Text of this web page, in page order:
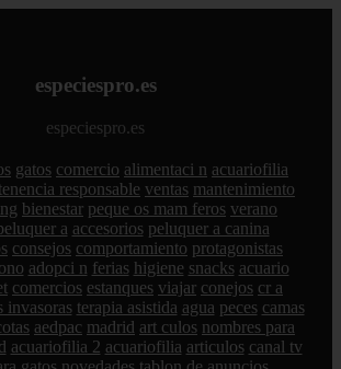
especiespro.es
especiespro.es
gatos comercio alimentaci n acuariofilia
tenencia responsable ventas mantenimiento
bienestar peque os mam feros verano
a accesorios peluquer a canina
consejos comportamiento protagonistas
adopci n ferias higiene snacks acuario
comercios estanques viajar conejos cr a
invasoras terapia asistida agua peces camas
aedpac madrid art culos nombres para
acuariofilia 2 acuariofilia articulos canal tv